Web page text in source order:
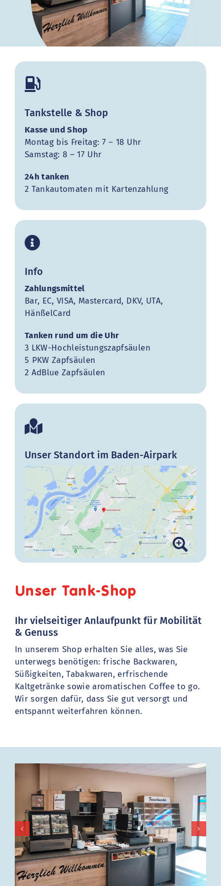
Tankstelle & Shop
Kasse und Shop
Montag bis Freitag: 7 – 18 Uhr
Samstag: 8 – 17 Uhr
24h tanken
2 Tankautomaten mit Kartenzahlung
Info
Zahlungsmittel
Bar, EC, VISA, Mastercard, DKV, UTA,
HänßelCard
Tanken rund um die Uhr
3 LKW-Hochleistungszapfsäulen
5 PKW Zapfsäulen
2 AdBlue Zapfsäulen
Unser Standort im Baden-Airpark
Unser Tank-Shop
Ihr vielseitiger Anlaufpunkt für Mobilität
& Genuss
In unserem Shop erhalten Sie alles, was Sie
unterwegs benötigen: frische Backwaren,
Süßigkeiten, Tabakwaren, erfrischende
Kaltgetränke sowie aromatischen Coffee to go.
Wir sorgen dafür, dass Sie gut versorgt und
entspannt weiterfahren können.